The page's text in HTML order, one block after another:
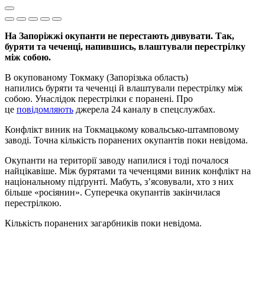
На Запоріжжі окупанти не перестають дивувати. Так,
буряти та чеченці, напившись, влаштували перестрілку
між собою.
В окупованому Токмаку (Запорізька область)
напились буряти та чеченці й влаштували перестрілку між
собою. Унаслідок перестрілки є поранені. Про
це повідомляють джерела 24 каналу в спецслужбах.
Конфлікт виник на Токмацькому ковальсько-штамповому
заводі. Точна кількість поранених окупантів поки невідома.
Окупанти на території заводу напилися і тоді почалося
найцікавіше. Між бурятами та чеченцями виник конфлікт на
національному підґрунті. Мабуть, з’ясовували, хто з них
більше «росіянин». Суперечка окупантів закінчилася
перестрілкою.
Кількість поранених загарбників поки невідома.